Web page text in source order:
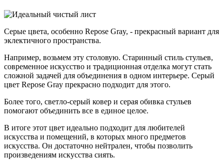
Серые цвета, особенно Repose Gray, - прекрасный вариант для
эклектичного пространства.
Например, возьмем эту столовую. Старинный стиль стульев,
современное искусство и традиционная отделка могут стать
сложной задачей для объединения в одном интерьере. Серый
цвет Repose Gray прекрасно подходит для этого.
Более того, светло-серый ковер и серая обивка стульев
помогают объединить все в единое целое.
В итоге этот цвет идеально подходит для любителей
искусства и помещений, в которых много предметов
искусства. Он достаточно нейтрален, чтобы позволить
произведениям искусства сиять.